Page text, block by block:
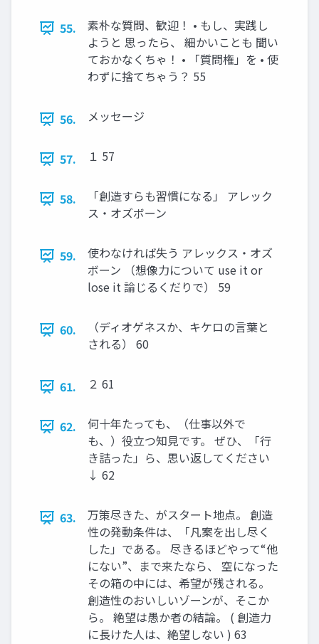
55.
素朴な質問、歓迎！ • もし、実践し
ようと 思ったら、 細かいことも 聞い
ておかなくちゃ！ • 「質問権」を • 使
わずに捨てちゃう？ 55
56. メッセージ
57. １ 57
58.
「創造すらも習慣になる」 アレック
ス・オズボーン
59.
使わなければ失う アレックス・オズ
ボーン （想像力について use it or
lose it 論じるくだりで） 59
60.
（ディオゲネスか、キケロの言葉と
される） 60
61. ２ 61
62.
何十年たっても、（仕事以外で
も、）役立つ知見です。 ぜひ、「行
き詰った」ら、思い返してください
↓ 62
63.
万策尽きた、がスタート地点。 創造
性の発動条件は、「凡案を出し尽く
した」である。 尽きるほどやって“他
にない”、まで来たなら、 空になった
その箱の中には、希望が残される。
創造性のおいしいゾーンが、そこか
ら。 絶望は愚か者の結論。 ( 創造力
に長けた人は、絶望しない ) 63